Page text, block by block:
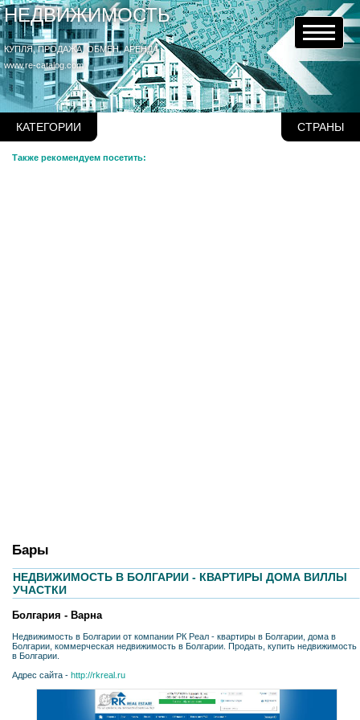
НЕДВИЖИМОСТЬ
КУПЛЯ, ПРОДАЖА, ОБМЕН, АРЕНДА
www.re-catalog.com
КАТЕГОРИИ СТРАНЫ
Также рекомендуем посетить:
Бары
НЕДВИЖИМОСТЬ В БОЛГАРИИ - КВАРТИРЫ ДОМА ВИЛЛЫ
УЧАСТКИ
Болгария - Варна
Недвижимость в Болгарии от компании РК Реал - квартиры в Болгарии, дома в
Болгарии, коммерческая недвижимость в Болгарии. Продать, купить недвижимость
в Болгарии.
Адрес сайта - http://rkreal.ru